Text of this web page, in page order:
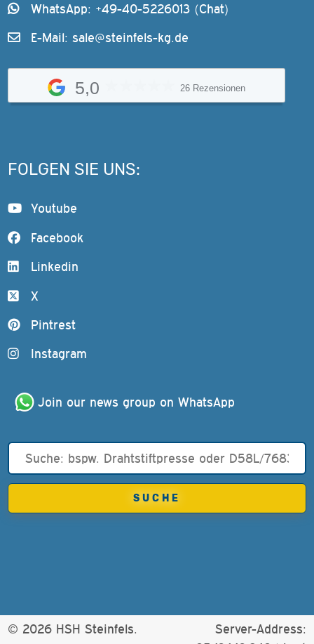
WhatsApp: +49-40-5226013 (Chat)
E-Mail: sale@steinfels-kg.de
5,0 26 Rezensionen
FOLGEN SIE UNS:
Youtube
Facebook
Linkedin
X
Pintrest
Instagram
Join our news group on WhatsApp
© 2026 HSH Steinfels.
Server-Address: